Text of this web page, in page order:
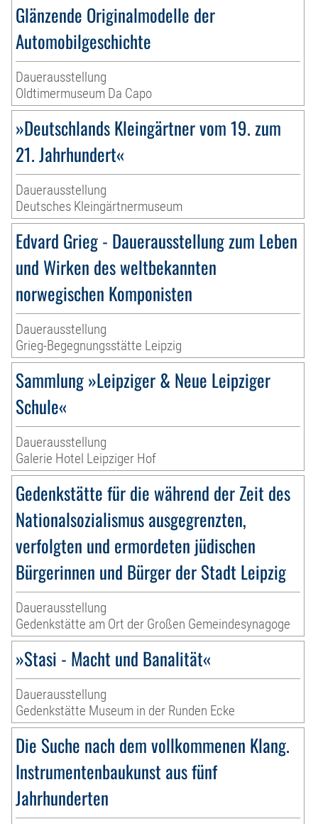
Glänzende Originalmodelle der
Automobilgeschichte
Dauerausstellung
Oldtimermuseum Da Capo
»Deutschlands Kleingärtner vom 19. zum
21. Jahrhundert«
Dauerausstellung
Deutsches Kleingärtnermuseum
Edvard Grieg - Dauerausstellung zum Leben
und Wirken des weltbekannten
norwegischen Komponisten
Dauerausstellung
Grieg-Begegnungsstätte Leipzig
Sammlung »Leipziger & Neue Leipziger
Schule«
Dauerausstellung
Galerie Hotel Leipziger Hof
Gedenkstätte für die während der Zeit des
Nationalsozialismus ausgegrenzten,
verfolgten und ermordeten jüdischen
Bürgerinnen und Bürger der Stadt Leipzig
Dauerausstellung
Gedenkstätte am Ort der Großen Gemeindesynagoge
»Stasi - Macht und Banalität«
Dauerausstellung
Gedenkstätte Museum in der Runden Ecke
Die Suche nach dem vollkommenen Klang.
Instrumentenbaukunst aus fünf
Jahrhunderten